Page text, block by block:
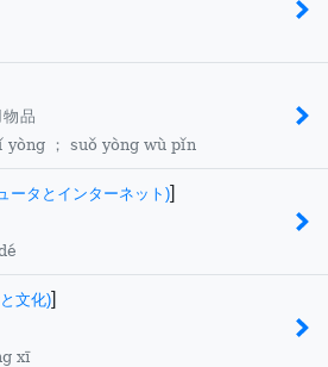
品
yòng ； suǒ yòng wù pǐn
ータとインターネット)]
文化)]
xī